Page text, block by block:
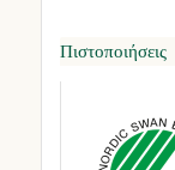
Πιστοποιήσεις